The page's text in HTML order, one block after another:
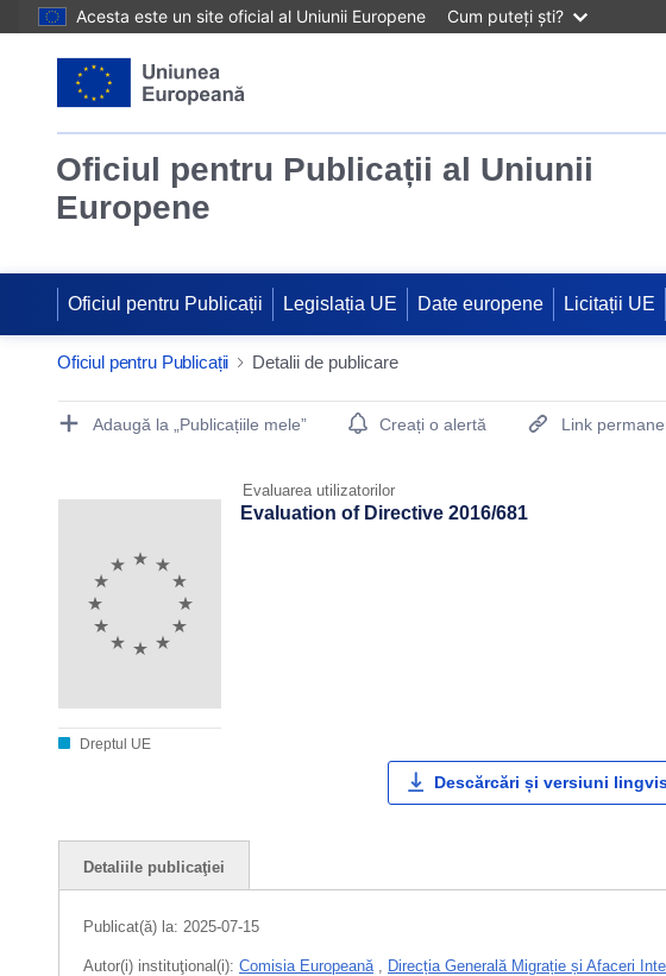
Acesta este un site oficial al Uniunii Europene Cum puteți ști?
Oficiul pentru Publicații al Uniunii
Europene
Oficiul pentru Publicații Legislația UE Date europene Licitații UE
Oficiul pentru Publicații Detalii de publicare
Publication Detail Actions Portlet
Adaugă la „Publicațiile mele” Creați o alertă Link
Evaluarea utilizatorilor
Dreptul UE
Evaluation of Directive 2016/681
Descărcări și versiuni
Detaliile publicaţiei
Publicat(ă) la: 2025-07-15
Autor(i) instituţional(i): Comisia Europeană , Direcția Generală Migrație și Afaceri